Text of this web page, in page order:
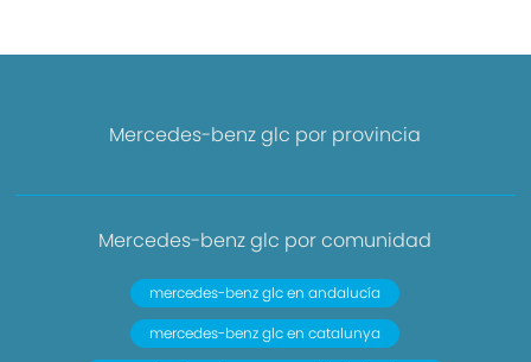
Mercedes-benz glc por provincia
Mercedes-benz glc por comunidad
mercedes-benz glc en andalucía
mercedes-benz glc en catalunya